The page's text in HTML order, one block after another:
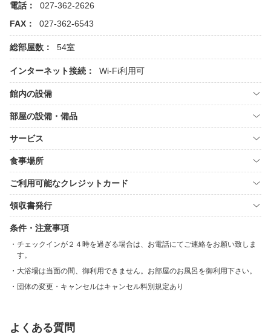
電話：
027-362-2626
FAX：
027-362-6543
総部屋数： 54室
インターネット接続： Wi-Fi利用可
館内の設備
部屋の設備・備品
サービス
食事場所
ご利用可能なクレジットカード
領収書発行
条件・注意事項
チェックインが２４時を過ぎる場合は、お電話にてご連絡をお願い致しま
す。
大浴場は当面の間、御利用できません。お部屋のお風呂を御利用下さい。
団体の変更・キャンセルはキャンセル料別規定あり
よくある質問